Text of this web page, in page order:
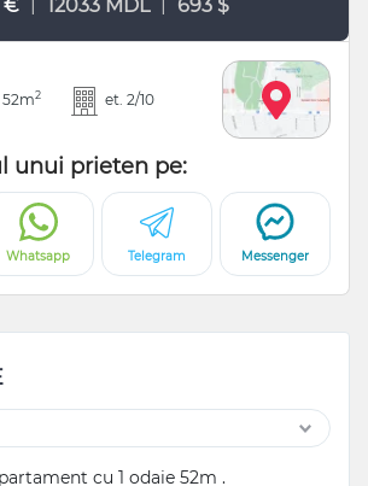
€
12033 MDL 693 $
52m2 et. 2/10
unui prieten pe:
Whatsapp Telegram Messenger
cu 1 odaie 52m .